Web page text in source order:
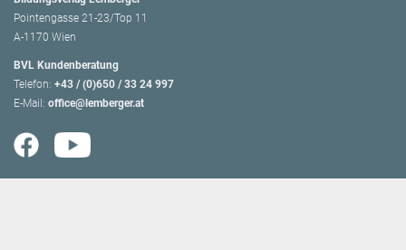
Pointengasse 21-23/Top 11
A-1170 Wien
BVL Kundenberatung
Telefon: +43 / (0)650 / 33 24 997
E-Mail: office@lemberger.at